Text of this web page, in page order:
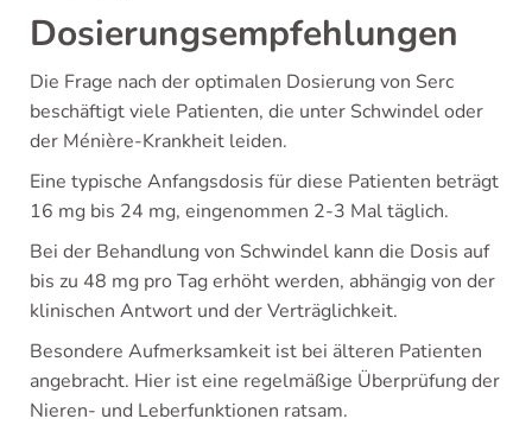
Dosierungsempfehlungen
Die Frage nach der optimalen Dosierung von Serc
beschäftigt viele Patienten, die unter Schwindel oder
der Ménière-Krankheit leiden.
Eine typische Anfangsdosis für diese Patienten beträgt
16 mg bis 24 mg, eingenommen 2-3 Mal täglich.
Bei der Behandlung von Schwindel kann die Dosis auf
bis zu 48 mg pro Tag erhöht werden, abhängig von der
klinischen Antwort und der Verträglichkeit.
Besondere Aufmerksamkeit ist bei älteren Patienten
angebracht. Hier ist eine regelmäßige Überprüfung der
Nieren- und Leberfunktionen ratsam.